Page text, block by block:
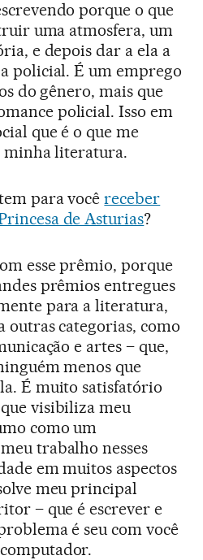
porque o que
uma atmosfera, um
e depois dar a ela a
policial. É um emprego
do gênero, mais que
policial. Isso em
que é o que me
minha literatura.
para vocêreceber
de Asturias?
esse prêmio, porque
prêmios entregues
para a literatura,
outras categorias, como
e artes – que,
menos que
É muito satisfatório
visibiliza meu
como um
trabalho nesses
em muitos aspectos
meu principal
– que é escrever e
é seu com você